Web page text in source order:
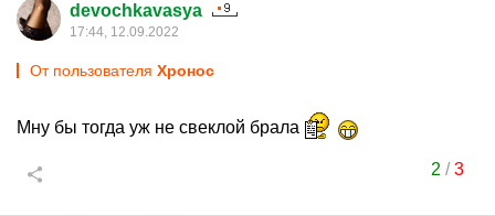
devochkavasya
17:44, 12.09.2022
От пользователя Хронос
Мну бы тогда уж не свеклой брала
2 /3